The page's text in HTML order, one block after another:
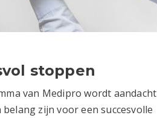
stoppen
van Medipro wordt aandacht
zijn voor een succesvolle